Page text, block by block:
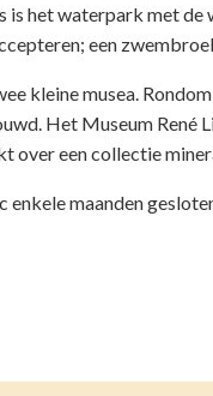
is het waterpark met
een
kleine musea.
Het Museum René
over een collectie
maanden